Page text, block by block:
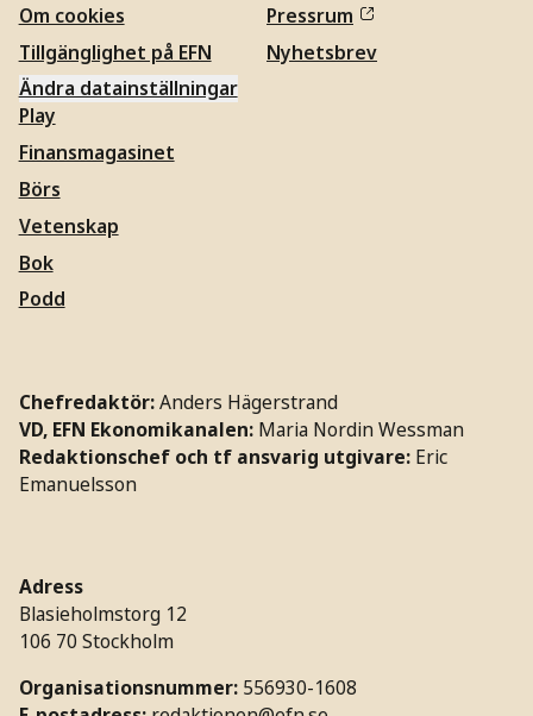
Om cookies
Tillgänglighet på EFN
Ändra datainställningar
Pressrum
Nyhetsbrev
Play
Finansmagasinet
Börs
Vetenskap
Bok
Podd
Chefredaktör:Anders Hägerstrand
VD, EFN Ekonomikanalen: Maria Nordin Wessman
Redaktionschef och tf ansvarig utgivare: Eric
Emanuelsson
Adress
Blasieholmstorg 12
106 70 Stockholm
Organisationsnummer: 556930-1608